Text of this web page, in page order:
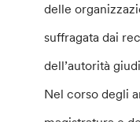
delle
suffragata dai
dell’autorità
Nel corso degli